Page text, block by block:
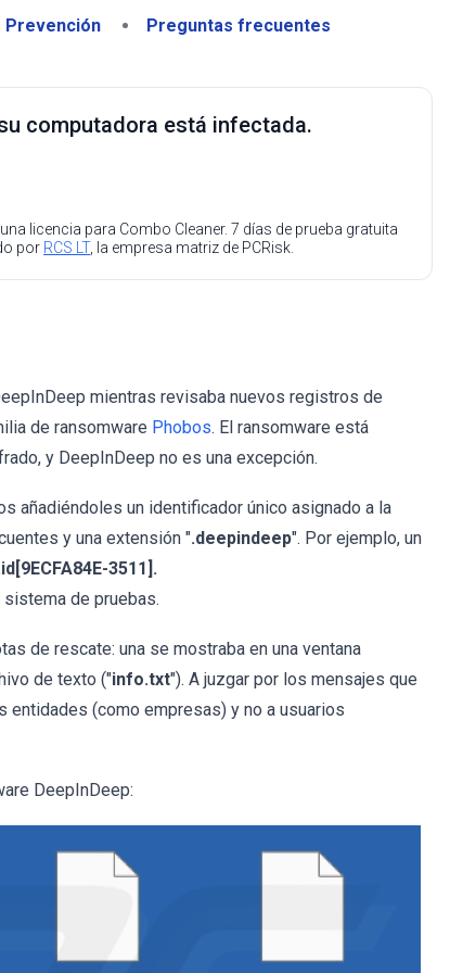
Prevención Preguntas frecuentes
computadora está infectada.
licencia para Combo Cleaner. 7 días de prueba gratuita
por RCS LT, la empresa matriz de PCRisk.
mientras revisaba nuevos registros de
de ransomware Phobos. El ransomware está
y DeepInDeep no es una excepción.
añadiéndoles un identificador único asignado a la
y una extensión ".deepindeep". Por ejemplo, un
3511].
sistema de pruebas.
de rescate: una se mostraba en una ventana
de texto ("info.txt"). A juzgar por los mensajes que
entidades (como empresas) y no a usuarios
DeepInDeep: